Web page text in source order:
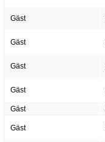
Gäst
Gäst
Gäst
Gäst
Gäst
Gäst